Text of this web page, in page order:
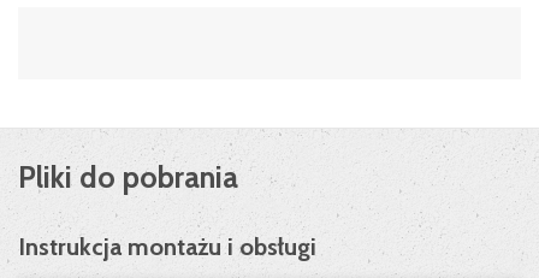
Pliki do pobrania
Instrukcja montażu i obsługi